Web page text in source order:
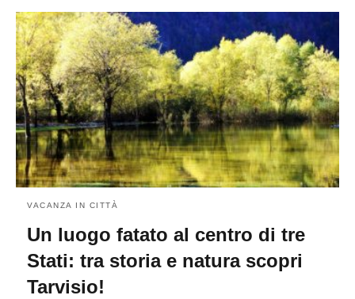
VACANZA IN CITTÀ
Un luogo fatato al centro di tre
Stati: tra storia e natura scopri
Tarvisio!